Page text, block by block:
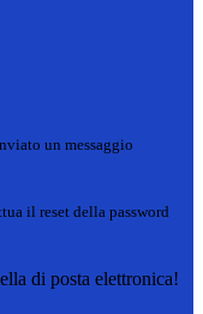
un messaggio
il reset della password
di posta elettronica!